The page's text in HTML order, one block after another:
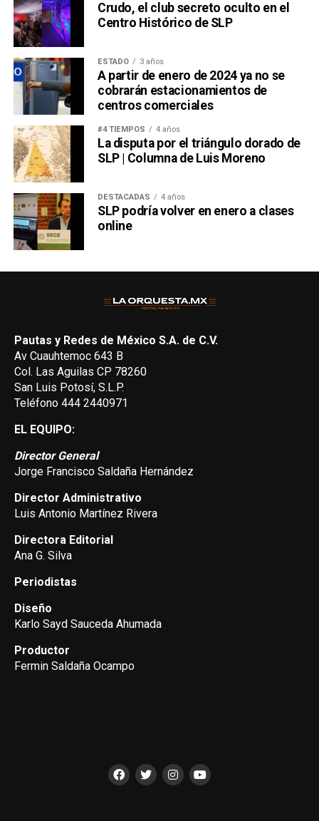
Crudo, el club secreto oculto en el
Centro Histórico de SLP
ESTADO 3 años
A partir de enero de 2024 ya no se
cobrarán estacionamientos de
centros comerciales
#4 TIEMPOS 4 años
La disputa por el triángulo dorado de
SLP | Columna de Luis Moreno
DESTACADAS 4 años
SLP podría volver en enero a clases
online
Pautas y Redes de México S.A. de C.V.
Av Cuauhtemoc 643 B
Col. Las Aguilas CP 78260
San Luis Potosí, S.L.P.
Teléfono 444 2440971
EL EQUIPO:
Director General
Jorge Francisco Saldaña Hernández
Director Administrativo
Luis Antonio Martínez Rivera
Directora Editorial
Ana G. Silva
Periodistas
Diseño
Karlo Sayd Sauceda Ahumada
Productor
Fermin Saldaña Ocampo